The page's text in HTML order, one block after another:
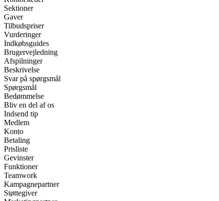
Sektioner
Gaver
Tilbudspriser
Vurderinger
Indkøbsguides
Brugervejledning
Afspilninger
Beskrivelse
Svar på spørgsmål
Spørgsmål
Bedømmelse
Bliv en del af os
Indsend tip
Medlem
Konto
Betaling
Prisliste
Gevinster
Funktioner
Teamwork
Kampagnepartner
Støttegiver